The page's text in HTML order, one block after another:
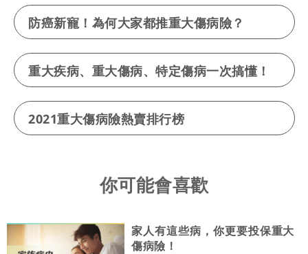
防癌新寵！為何大家都推重大傷病險？
重大疾病、重大傷病、特定傷病一次搞懂！
2021重大傷病險熱賣排行榜
你可能會喜歡
家人有這些病，你更要投保重大
傷病險！